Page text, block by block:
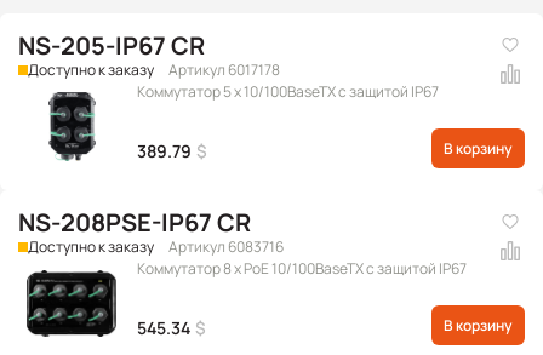
NS-205-IP67 CR
Доступно к заказу
Артикул 6017178
Коммутатор 5 x 10/100BaseTX с защитой IP67
389.79 $ В корзину
NS-208PSE-IP67 CR
Доступно к заказу
Артикул 6083716
Коммутатор 8 x PoE 10/100BaseTX с защитой IP67
545.34 $ В корзину